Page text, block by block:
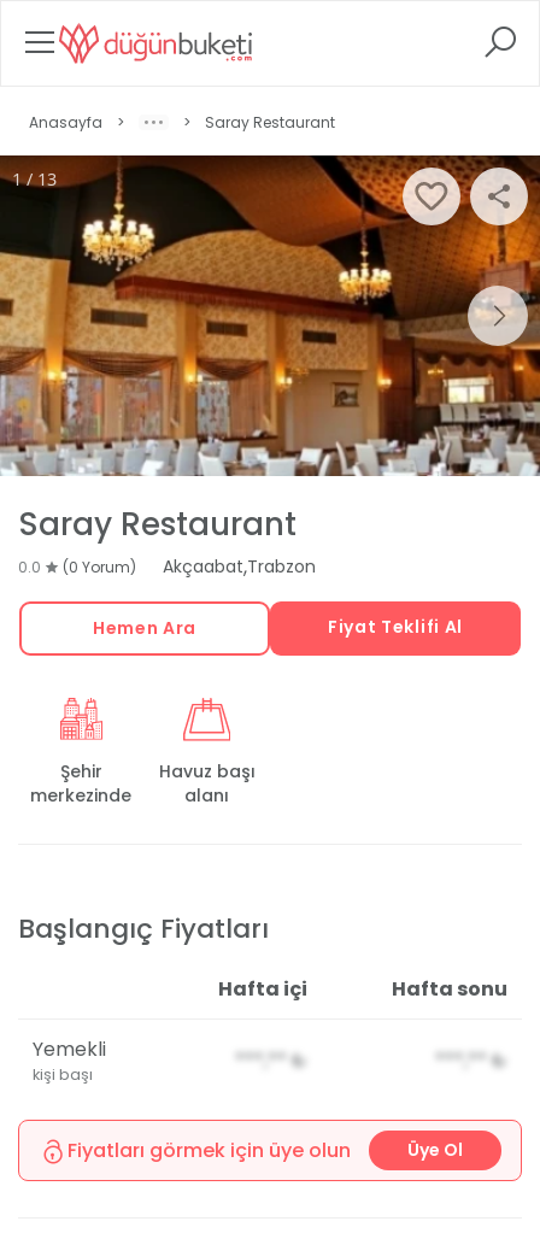
Anasayfa > > Saray Restaurant
1 / 13
Saray Restaurant
0.0 (0 Yorum) Akçaabat,Trabzon
Hemen Ara Fiyat Teklifi Al
Şehir
merkezinde
Havuz başı
alanı
Başlangıç Fiyatları
Hafta içi Hafta sonu
Yemekli
kişi başı
***,** ₺ ***,** ₺
Fiyatları görmek için üye olun Üye Ol